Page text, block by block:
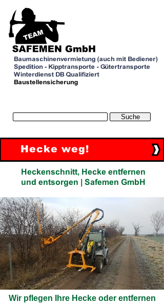
Wir pflegen Ihre Hecke oder entfernen